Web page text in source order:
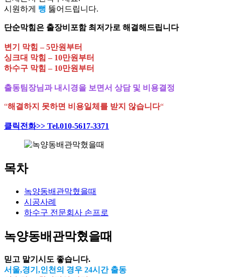
시원하게 뻥 뚫어드립니다.
단순막힘은 출장비포함 최저가로 해결해드립니다
변기 막힘 – 5만원부터
싱크대 막힘 – 10만원부터
하수구 막힘 – 10만원부터
출동팀장님과 내시경을 보면서 상담 및 비용결정
“해결하지 못하면 비용일체를 받지 않습니다“
클릭전화>> Tel.010-5617-3371
목차
녹양동배관막혔을때
시공사례
하수구 전문회사 손프로
녹양동배관막혔을때
믿고 맡기시도 좋습니다.
서울,경기,인천의 경우 24시간 출동